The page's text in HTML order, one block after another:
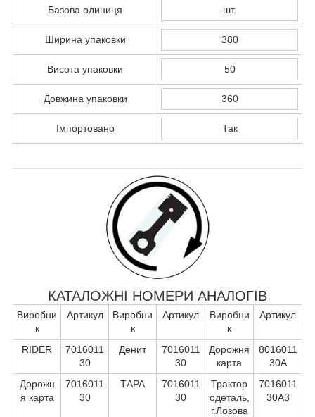
Базова одиниця шт.
Ширина упаковки 380
Висота упаковки 50
Довжина упаковки 360
Імпортовано Так
КАТАЛОЖНІ НОМЕРИ АНАЛОГІВ
Виробни
к
Артикул
Виробни
к
Артикул
Виробни
к
Артикул
RIDER
7016011
30
Денит
7016011
30
Дорожня
карта
8016011
30А
Дорожн
я карта
7016011
30
ТАРА
7016011
30
Трактор
одеталь,
г.Лозова
7016011
30А3